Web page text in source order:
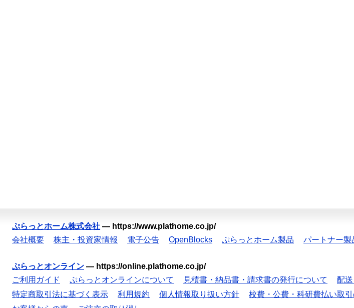
ぷらっとホーム株式会社 — https://www.plathome.co.jp/
会社概要
株主・投資家情報 電子公告 OpenBlocks ぷらっとホーム製品 パートナー製
ぷらっとオンライン — https://online.plathome.co.jp/
ご利用ガイド
ぷらっとオンラインについて 見積書・納品書・請求書の発行について 配
特定商取引法に基づく表示
利用規約 個人情報取り扱い方針 校費・公費・科研費払い取